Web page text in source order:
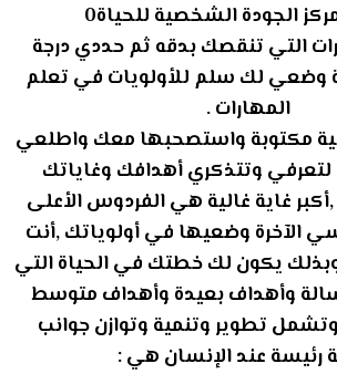
الجودة الشخصية للحياة0
التي تنقصك بدقه ثم حددي درجة
وضعي لك سلم للأولويات في تعلم
المهارات .
مكتوبة واستصحبها معك واطلعي
وتتذكري أهدافك وغاياتك
غاية غالية هي الفردوس الأعلى
الآخرة وضعيها في أولوياتك ,أنت
يكون لك خطتك في الحياة التي
وأهداف بعيدة وأهداف متوسط
تطوير وتنمية وتوازن جوانب
رئيسة عند الإنسان هي :